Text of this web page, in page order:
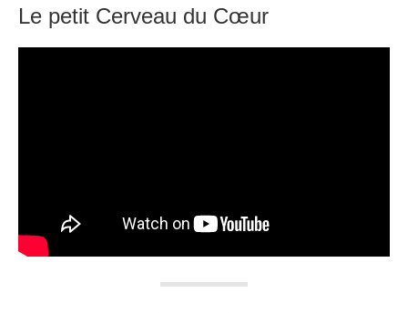
Le petit Cerveau du Cœur